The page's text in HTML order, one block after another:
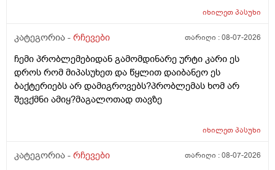
და ფულინრომ არჰვაქ ვერანაირად ექიმთან ვერ
შედეგს იბ ის ექიმთან მაომც ჩავიდეს თუ თავის
იბნის ექიმყან რომ დ ვიტამინი გაიკეთოს და უბნის
ექიმის დანიშნულებას ვენდო ის ხომ კარდიოლოგი
არაა თან დიდათ რომ ვაკვირდები არაა მცოდნე ამ
მხრივ და ვერ ვენდობი და ხომ არავნებს მამას დ
სარისკოა?მის კარდიოლოგა ვერ დავირეკავ ან
იხილეთპასუხი
კატეგორია - რჩევები თარიღი :08-07-2026
ჩემი პრობლემებიდან გამომდინარე ურტი კარი ეს
დროს რომ მიპასუხეთ და წყლით დაიბანეო ეს
ბაქტერიებს არ დამიგროვებს?პრობლემას ხომ არ
შევქმნი ამიყ?მაგალოთად თავზე
იხილეთპასუხი
კატეგორია - რჩევები თარიღი :08-07-2026